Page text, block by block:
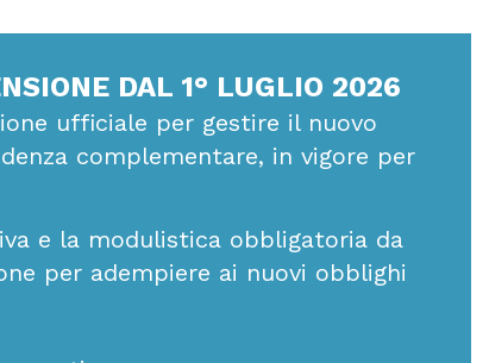
DAL 1° LUGLIO 2026
ufficiale per gestire il nuovo
complementare, in vigore per
e la modulistica obbligatoria da
per adempiere ai nuovi obblighi